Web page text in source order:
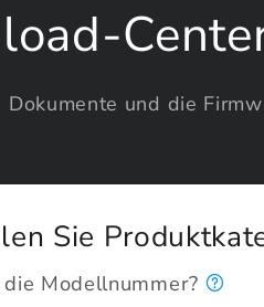
Dokumente und die
Sie
Modellnummer?